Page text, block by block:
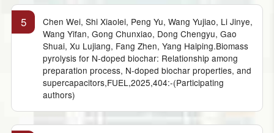
5
Chen Wei, Shi Xiaolei, Peng Yu, Wang Yujiao, Li Jinye,
Wang Yifan, Gong Chunxiao, Dong Chengyu, Gao
Shuai, Xu Lujiang, Fang Zhen, Yang Haiping.Biomass
pyrolysis for N-doped biochar: Relationship among
preparation process, N-doped biochar properties, and
supercapacitors,FUEL,2025,404:-(Participating
authors)